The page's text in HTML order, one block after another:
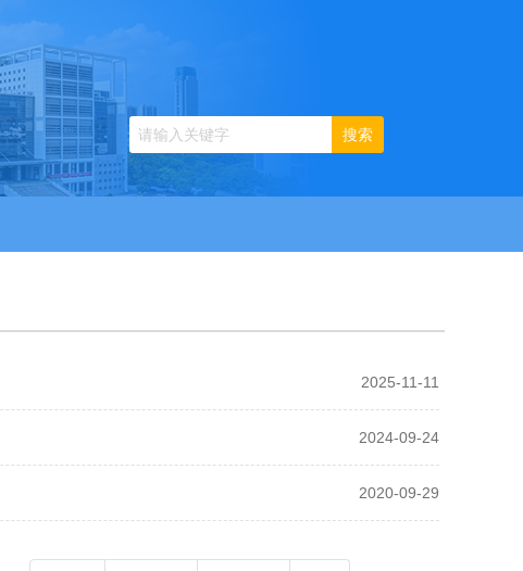
2025-11-11
2024-09-24
2020-09-29